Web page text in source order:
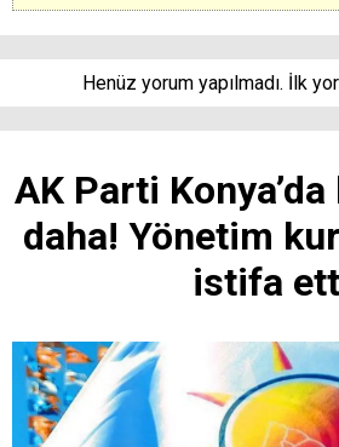
Henüz yorum yapılmadı. İlk
AK Parti
daha! Yönetim
istifa